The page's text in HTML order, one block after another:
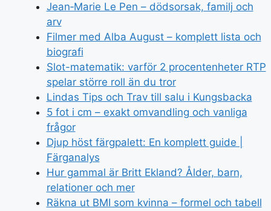
Jean‑Marie Le Pen – dödsorsak, familj och
arv
Filmer med Alba August – komplett lista och
biografi
Slot-matematik: varför 2 procentenheter RTP
spelar större roll än du tror
Lindas Tips och Trav till salu i Kungsbacka
5 fot i cm – exakt omvandling och vanliga
frågor
Djup höst färgpalett: En komplett guide |
Färganalys
Hur gammal är Britt Ekland? Ålder, barn,
relationer och mer
Räkna ut BMI som kvinna – formel och tabell